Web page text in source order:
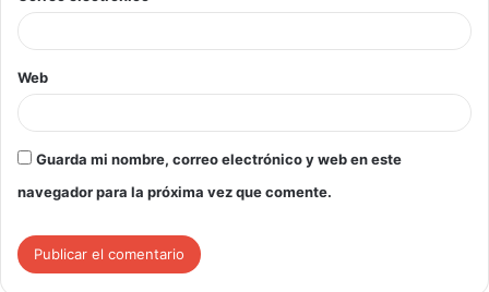
Web
Guarda mi nombre, correo electrónico y web en este
navegador para la próxima vez que comente.